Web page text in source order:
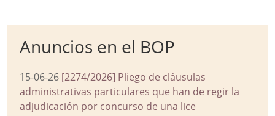
Anuncios en el BOP
15-06-26 [2274/2026] Pliego de cláusulas
administrativas particulares que han de regir la
adjudicación por concurso de una lice